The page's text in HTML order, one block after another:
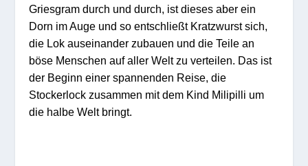
Griesgram durch und durch, ist dieses aber ein
Dorn im Auge und so entschließt Kratzwurst sich,
die Lok auseinander zubauen und die Teile an
böse Menschen auf aller Welt zu verteilen. Das ist
der Beginn einer spannenden Reise, die
Stockerlock zusammen mit dem Kind Milipilli um
die halbe Welt bringt.